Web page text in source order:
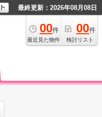
最終更新：2026年08月08日
00件
最近見た物件
00件
検討リスト